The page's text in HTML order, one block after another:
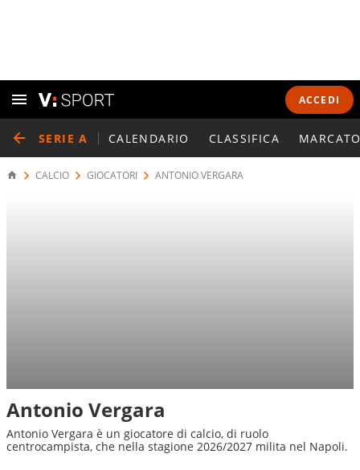
ACCEDI
SERIE A CALENDARIO CLASSIFICA
CALCIO GIOCATORI ANTONIO VERGARA
Antonio Vergara
Antonio Vergara è un giocatore di calcio, di ruolo
centrocampista, che nella stagione 2026/2027 milita nel Napoli.